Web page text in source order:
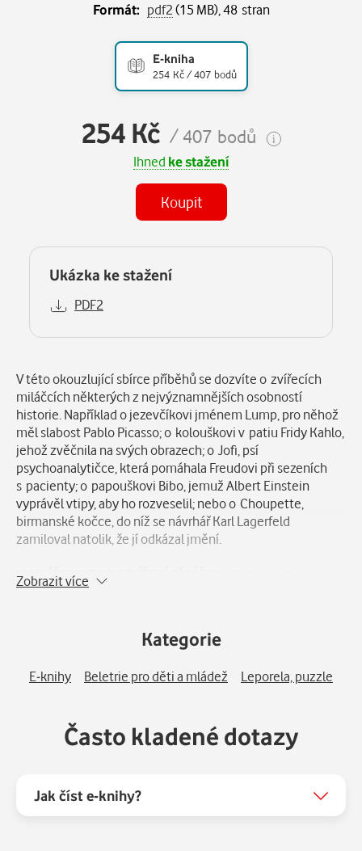
Formát: pdf2(15 MB), 48 stran
E-kniha
254 Kč / 407 bodů
254 Kč / 407 bodů
Ihned ke stažení
Koupit
Ukázka ke stažení
PDF2
Popis
V této okouzlující sbírce příběhů se dozvíte o zvířecích
miláčcích některých z nejvýznamnějších osobností
historie. Například o jezevčíkovi jménem Lump, pro něhož
měl slabost Pablo Picasso; o kolouškovi v patiu Fridy Kahlo,
jehož zvěčnila na svých obrazech; o Jofi, psí
psychoanalytičce, která pomáhala Freudovi při sezeních
s pacienty; o papouškovi Bibo, jemuž Albert Einstein
vyprávěl vtipy, aby ho rozveselil; nebo o Choupette,
birmanské kočce, do níž se návrhář Karl Lagerfeld
zamiloval natolik, že jí odkázal jmění.
MAZLÍČCI A JEJICH ZVÍŘECÍ PÁNÍČCI je kniha o silných
poutech mezi velkými tvůrci a jejich milovanými zvířaty,
humorný a občas i dojemný pohled na unikátní spojení
Zobrazit více
Kategorie
E-knihy Beletrie pro děti a mládež Leporela, puzzle
Často kladené dotazy
Jak číst e-knihy?